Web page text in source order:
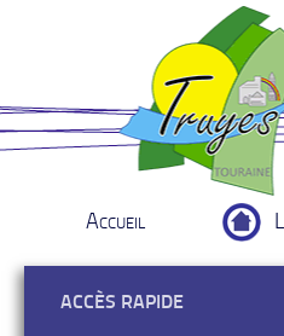
Accueil
ACCÈS RAPIDE